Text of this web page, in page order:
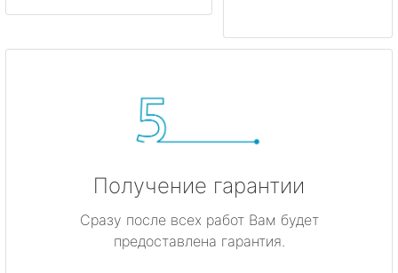
Получение гарантии
Сразу после всех работ Вам будет
предоставлена гарантия.